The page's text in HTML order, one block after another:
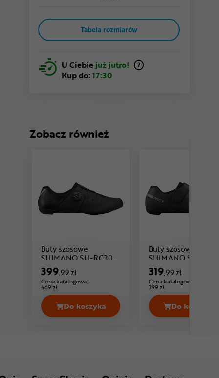
Tabela rozmiarów
U Ciebie już jutro!
Kup do: 17:30
Zobacz również
Buty szosowe
SHIMANO SH-RC302
RC3
399,99 zł
Cena katalogowa:
469 zł
Do koszyka
Buty szosowe SHIMANO SH-RC302
Buty szosowe
SHIMANO SH-
RC1
319,99 zł
Cena katalogowa:
399 zł
Do koszyka
Buty